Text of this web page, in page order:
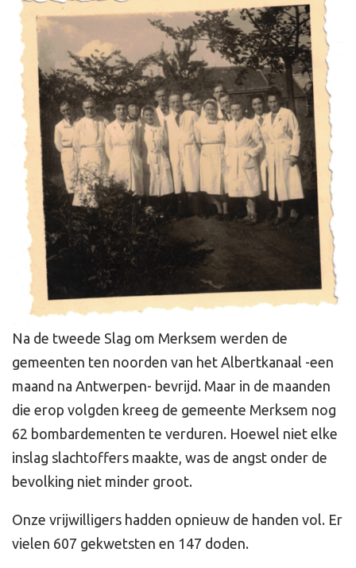
Na de tweede Slag om Merksem werden de
gemeenten ten noorden van het Albertkanaal -een
maand na Antwerpen- bevrijd. Maar in de maanden
die erop volgden kreeg de gemeente Merksem nog
62 bombardementen te verduren. Hoewel niet elke
inslag slachtoffers maakte, was de angst onder de
bevolking niet minder groot.
Onze vrijwilligers hadden opnieuw de handen vol. Er
vielen 607 gekwetsten en 147 doden.